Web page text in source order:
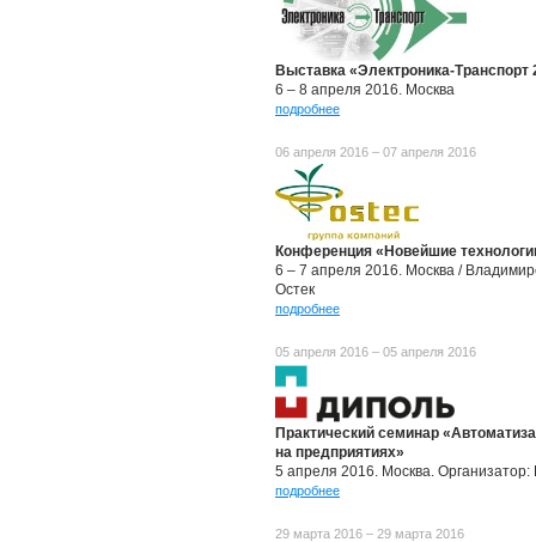
Выставка «Электроника-Транспорт
6 – 8 апреля 2016. Москва
подробнее
06 апреля 2016 – 07 апреля 2016
Конференция «Новейшие
6 – 7 апреля 2016. Москва /
Остек
подробнее
05 апреля 2016 – 05 апреля 2016
Практический семинар
на предприятиях»
5 апреля 2016. Москва.
подробнее
29 марта 2016 – 29 марта 2016